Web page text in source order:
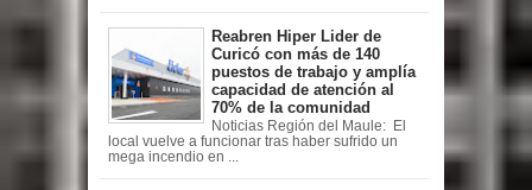
Reabren Hiper Lider de
Curicó con más de 140
puestos de trabajo y amplía
capacidad de atención al
70% de la comunidad
Noticias Región del Maule: El
local vuelve a funcionar tras haber sufrido un
mega incendio en ...